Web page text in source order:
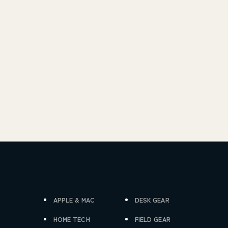
APPLE & MAC
DESK GEAR
HOME TECH
FIELD GEAR